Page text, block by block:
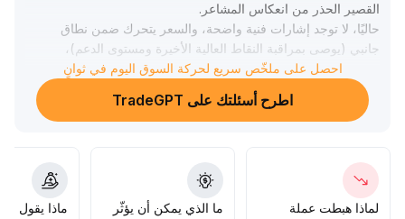
القصير الحذر من انعكاس المشاعر .
حاليًا، لا توجد إشارات فنية واضحة، والسعر يتحرك ضمن نطاق
جانبي (يوصى بمراقبة النقاط العالية الأخيرة ومستوى الدعم)،
وقبل حدوث اختراق حجمي فعال، يُنصح بمراقبة السوق أو
التداول بحجم مراكز صغير، وانتظار توافق الحجم والسعر
للدخول، وذلك للتحكم في مخاطر الهبوط وزيادة كفاءة التخصيص
احصل على ملخّص سريع لحركة السوق اليوم في ثوانٍ
اطرح أسئلتك على TradeGPT
لماذا هبطت عملة
ما الذي يمكن أن يؤثّر
ماذا يقول